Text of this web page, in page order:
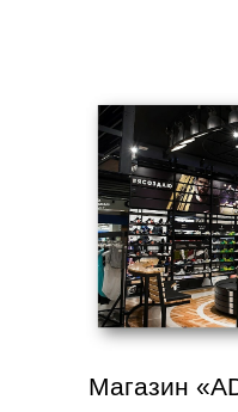
Магазин